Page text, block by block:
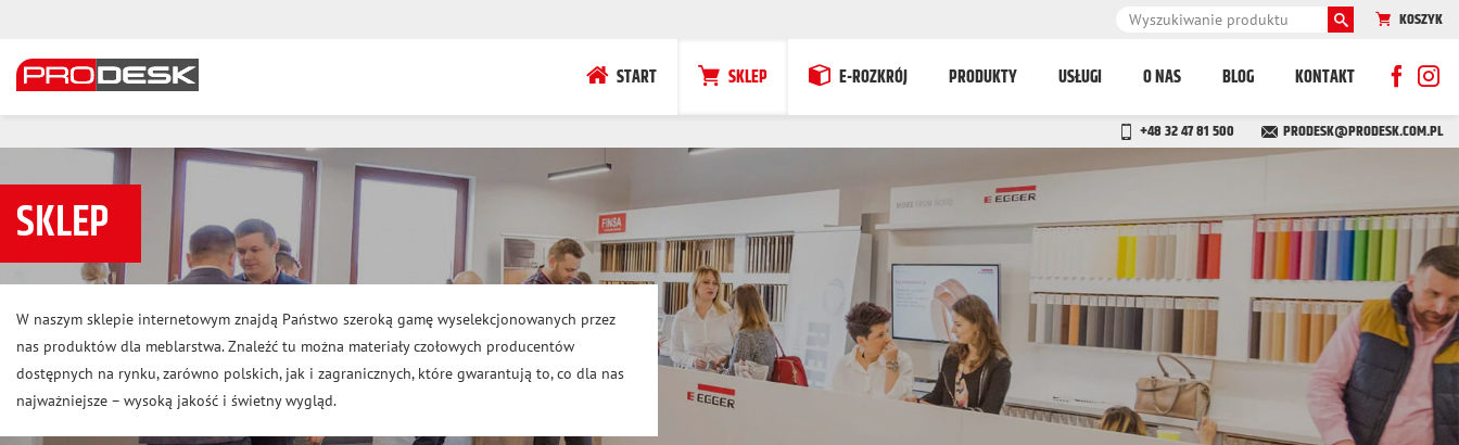
KOSZYK
START SKLEP E-ROZKRÓJ PRODUKTY USŁUGI O NAS BLOG KONTAKT
+48 32 47 81 500 PRODESK@PRODESK.COM.PL
SKLEP
W naszym sklepie internetowym znajdą Państwo szeroką gamę wyselekcjonowanych przez
nas produktów dla meblarstwa. Znaleźć tu można materiały czołowych producentów
dostępnych na rynku, zarówno polskich, jak i zagranicznych, które gwarantują to, co dla nas
najważniejsze – wysoką jakość i świetny wygląd.